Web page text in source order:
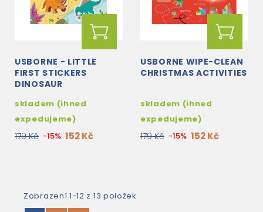
USBORNE - LITTLE
FIRST STICKERS
DINOSAUR
skladem (ihned
expedujeme)
179 Kč -15% 152 Kč
USBORNE WIPE-CLEAN
CHRISTMAS ACTIVITIES
skladem (ihned
expedujeme)
179 Kč -15% 152 Kč
Zobrazení 1-12 z 13 položek